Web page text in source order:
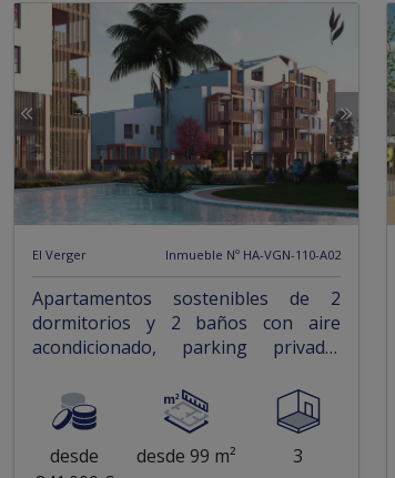
El Verger Inmueble Nº HA-VGN-110-A02
Apartamentos sostenibles de 2
dormitorios y 2 baños con aire
acondicionado, parking privado,
desde
desde 99 m² 3